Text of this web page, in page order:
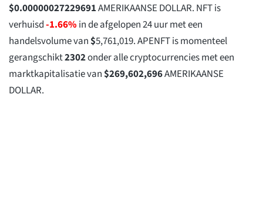
$0.00000027229691AMERIKAANSE DOLLAR. NFT is
verhuisd-1.66%in de afgelopen 24 uur met een
handelsvolume van$5,761,019. APENFT is momenteel
gerangschikt2302onder alle cryptocurrencies met een
marktkapitalisatie van$269,602,696AMERIKAANSE
DOLLAR.